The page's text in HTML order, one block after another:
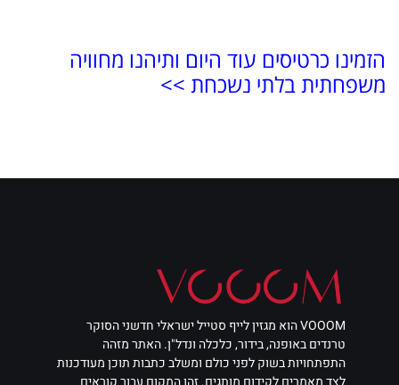
הזמינו כרטיסים עוד היום ותיהנו מחוויה
משפחתית בלתי נשכחת >>
VOOOM הוא מגזין לייף סטייל ישראלי חדשני הסוקר
טרנדים באופנה, בידור, כלכלה ונדל"ן. האתר מזהה
התפתחויות בשוק לפני כולם ומשלב כתבות תוכן מעודכנות